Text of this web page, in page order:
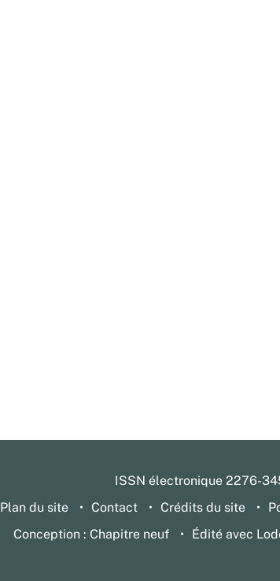
ISSN électronique 2276-
Plan du site
Contact Crédits du site
Conception : Chapitre neuf
Édité avec